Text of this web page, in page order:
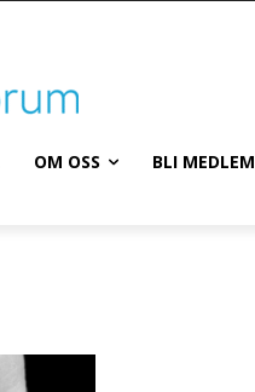
OM OSS BLI MEDLEM